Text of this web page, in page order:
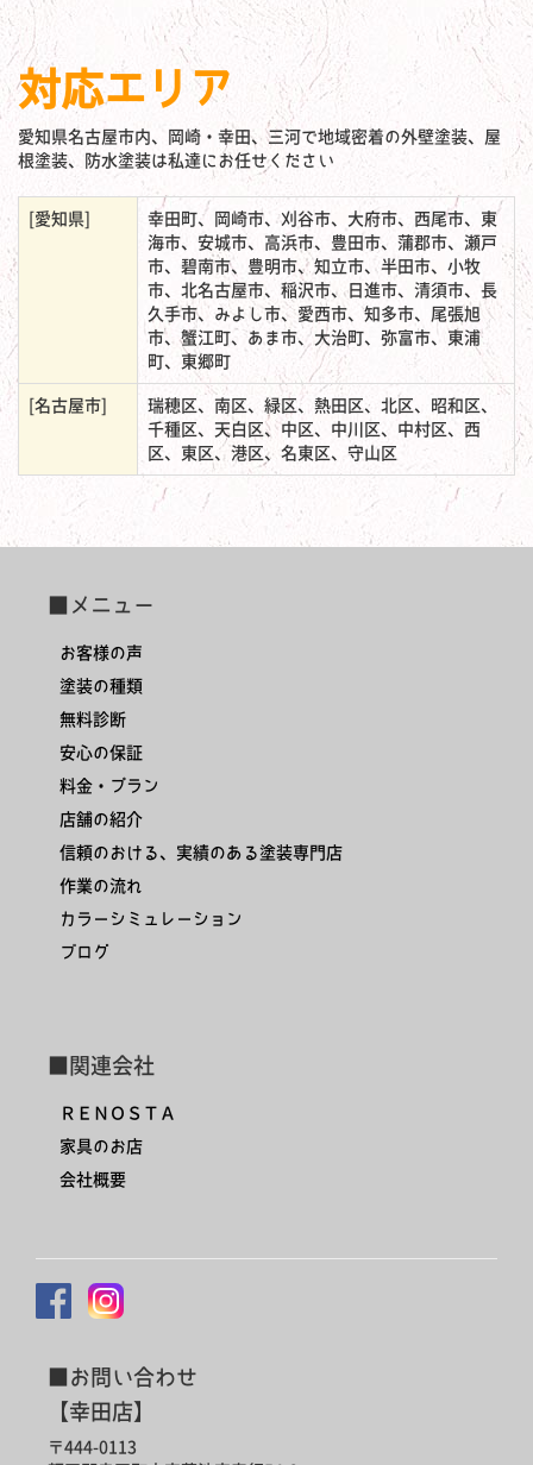
対応エリア
愛知県名古屋市内、岡崎・幸田、三河で地域密着の外壁塗装、屋
根塗装、防水塗装は私達にお任せください
[愛知県]
幸田町、岡崎市、刈谷市、大府市、西尾市、東
海市、安城市、高浜市、豊田市、蒲郡市、瀬戸
市、碧南市、豊明市、知立市、半田市、小牧
市、北名古屋市、稲沢市、日進市、清須市、長
久手市、みよし市、愛西市、知多市、尾張旭
市、蟹江町、あま市、大治町、弥富市、東浦
町、東郷町
[名古屋市]
瑞穂区、南区、緑区、熱田区、北区、昭和区、
千種区、天白区、中区、中川区、中村区、西
区、東区、港区、名東区、守山区
■メニュー
お客様の声
塗装の種類
無料診断
安心の保証
料金・プラン
店舗の紹介
信頼のおける、実績のある塗装専門店
作業の流れ
カラーシミュレーション
ブログ
■関連会社
ＲＥＮＯＳＴＡ
家具のお店
会社概要
■お問い合わせ
【幸田店】
〒444-0113